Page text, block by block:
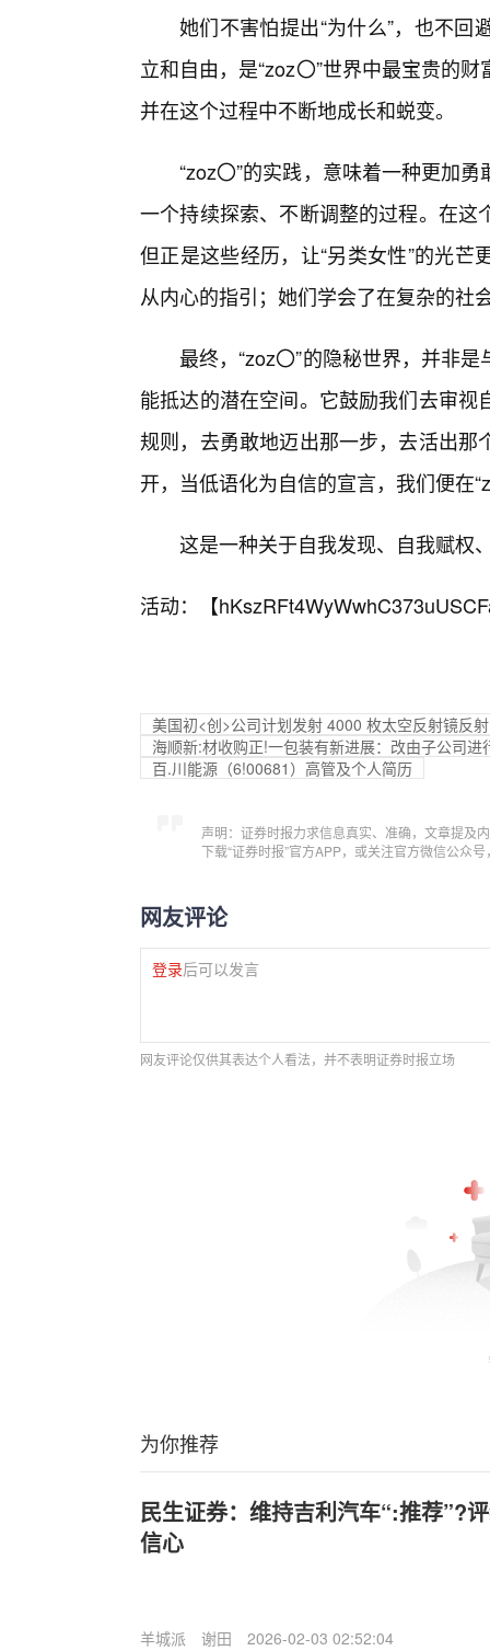
她们不害怕提出“为什么”，也不
立和自由，是“zoz〇”世界中最宝贵的
并在这个过程中不断地成长和蜕变。
“zoz〇”的实践，意味着一种更加
一个持续探索、不断调整的过程。在
但正是这些经历，让“另类女性”的光
从内心的指引；她们学会了在复杂的社
最终，“zoz〇”的隐秘世界，并非
能抵达的潜在空间。它鼓励我们去审
规则，去勇敢地迈出那一步，去活出
开，当低语化为自信的宣言，我们便在
这是一种关于自我发现、自我赋权
活动：【
美国初<创>公司计划发射 4000 枚太空反射镜反
海顺新:材收购正!一包装有新进展：改由子公司
百.川能源（6!00681）高管及个人简历
声明：证券时报力求信息真实、准确，文章提及
下载“证券时报”官方APP，或关注官方微信公众
网友评论
登录后可以发言
网友评论仅供其表达个人看法，并不表明证券时报立场
为你推荐
民生证券：维持吉利汽车“:推荐”?
信心
羊城派 谢田 2026-02-03 02:52:04